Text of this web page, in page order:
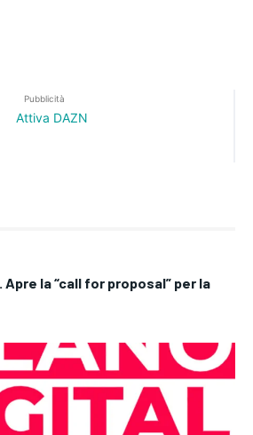
Pubblicità
Apre la “call for proposal” per la